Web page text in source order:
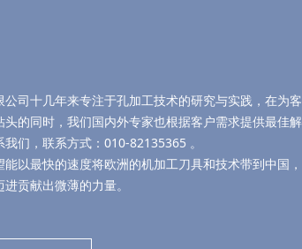
公司十几年来专注于孔加工技术的研究与实践，在为
头的同时，我们国内外专家也根据客户需求提供最佳
们，联系方式：010-82135365 。
能以最快的速度将欧洲的机加工刀具和技术带到中国
贡献出微薄的力量。